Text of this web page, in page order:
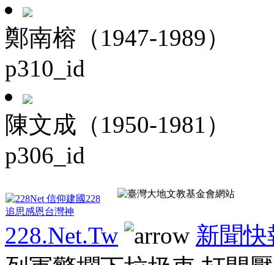
鄭南榕（1947-1989）
p310_id
陳文成（1950-1981）
p306_id
228.Net.Tw
新聞快